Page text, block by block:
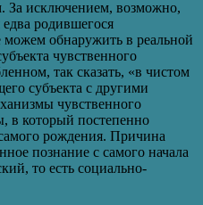
За исключением, возможно,
родившегося
можем обнаружить в реальной
чувственного
так сказать, «в чистом
субъекта с другими
чувственного
в который постепенно
рождения. Причина
познание с самого начала
то есть социально-